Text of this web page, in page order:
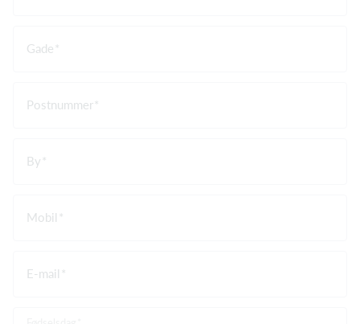
Gade
Postnummer
By
Mobil
E-mail